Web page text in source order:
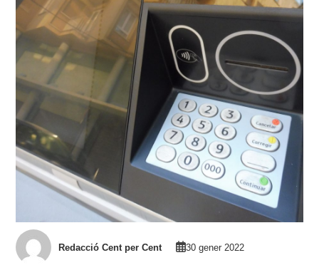
Redacció Cent per Cent 30 gener 2022